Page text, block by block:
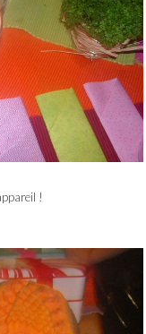
!